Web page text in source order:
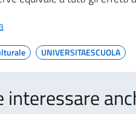
UNIVERSITAESCUOLA